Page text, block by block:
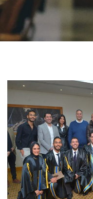
الأنظمة الذكية
هيئة التدريس
الدراسات العليا
الخريجين